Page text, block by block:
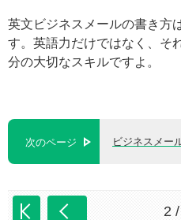
英文ビジネスメールの書き方
す。英語力だけではなく、そ
分の大切なスキルですよ。
次のページ ビジネスメー
2